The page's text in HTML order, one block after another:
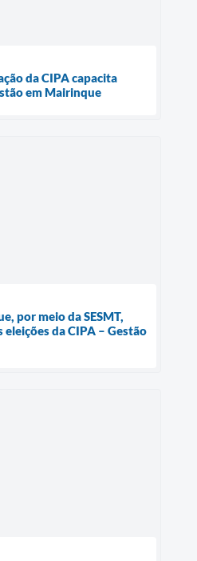
da CIPA capacita
em Mairinque
por meio da SESMT,
eleições da CIPA – Gestão